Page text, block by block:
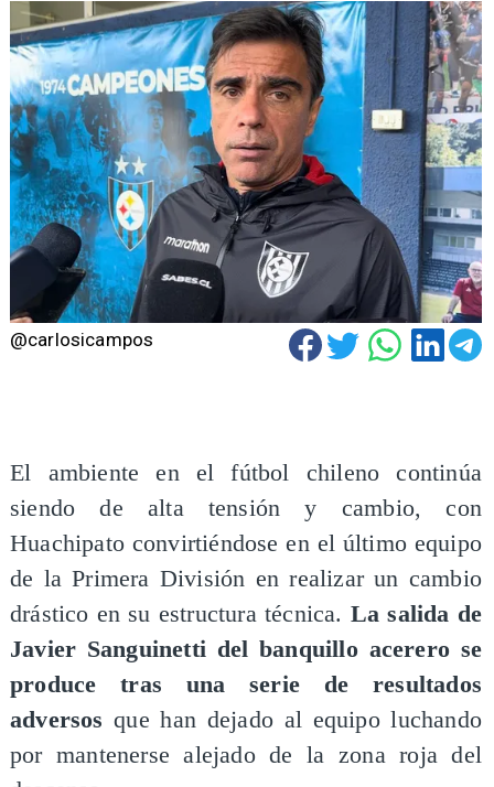
@carlosicampos
​El ambiente en el fútbol chileno continúa
siendo de alta tensión y cambio, con
Huachipato convirtiéndose en el último equipo
de la Primera División en realizar un cambio
drástico en su estructura técnica. La salida de
Javier Sanguinetti del banquillo acerero se
produce tras una serie de resultados
adversos que han dejado al equipo luchando
por mantenerse alejado de la zona roja del